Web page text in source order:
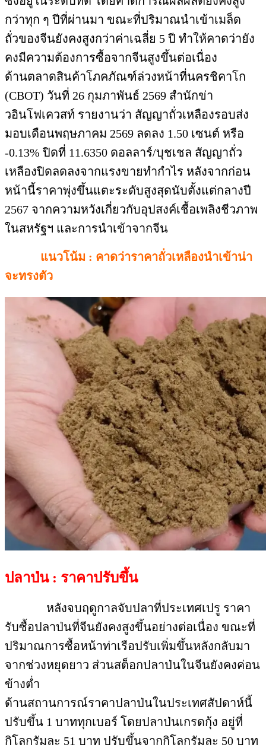
กว่าทุก ๆ ปีที่ผ่านมา ขณะที่ปริมาณนำเข้าเมล็ด
ถั่วของจีนยังคงสูงกว่าค่าเฉลี่ย 5 ปี ทำให้คาดว่ายัง
คงมีความต้องการซื้อจากจีนสูงขึ้นต่อเนื่อง
ด้านตลาดสินค้าโภคภัณฑ์ล่วงหน้าที่นครชิคาโก
(CBOT) วันที่ 26 กุมภาพันธ์ 2569 สำนักข่า
วอินโฟเควสท์ รายงานว่า สัญญาถั่วเหลืองรอบส่ง
มอบเดือนพฤษภาคม 2569 ลดลง 1.50 เซนต์ หรือ
-0.13% ปิดที่ 11.6350 ดอลลาร์/บุชเชล สัญญาถั่ว
เหลืองปิดลดลงจากแรงขายทำกำไร หลังจากก่อน
หน้านี้ราคาพุ่งขึ้นแตะระดับสูงสุดนับตั้งแต่กลางปี
2567 จากความหวังเกี่ยวกับอุปสงค์เชื้อเพลิงชีวภาพ
ในสหรัฐฯ และการนำเข้าจากจีน
แนวโน้ม : คาดว่าราคาถั่วเหลืองนำเข้าน่า
จะทรงตัว
ปลาป่น : ราคาปรับขึ้น
หลังจบฤดูกาลจับปลาที่ประเทศเปรู ราคา
รับซื้อปลาป่นที่จีนยังคงสูงขึ้นอย่างต่อเนื่อง ขณะที่
ปริมาณการซื้อหน้าท่าเรือปรับเพิ่มขึ้นหลังกลับมา
จากช่วงหยุดยาว ส่วนสต็อกปลาป่นในจีนยังคงค่อน
ข้างต่ำ
ด้านสถานการณ์ราคาปลาป่นในประเทศสัปดาห์นี้
ปรับขึ้น 1 บาททุกเบอร์ โดยปลาป่นเกรดกุ้ง อยู่ที่
กิโลกรัมละ 51 บาท ปรับขึ้นจากกิโลกรัมละ 50 บาท